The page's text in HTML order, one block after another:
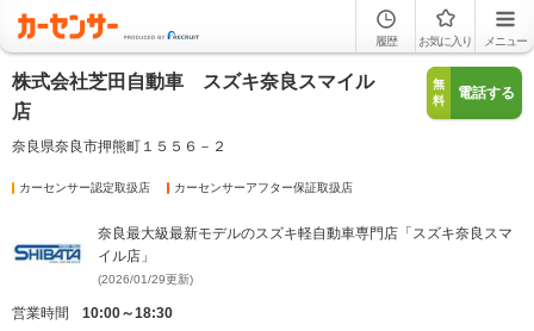
履歴 お気に入り メニュー
株式会社芝田自動車 スズキ奈良スマイル
店
奈良県奈良市押熊町１５５６－２
無
料
電話する
カーセンサー認定取扱店 カーセンサーアフター保証取扱店
奈良最大級最新モデルのスズキ軽自動車専門店「スズキ奈良スマ
イル店」
(2026/01/29更新)
営業時間
10:00～18:30